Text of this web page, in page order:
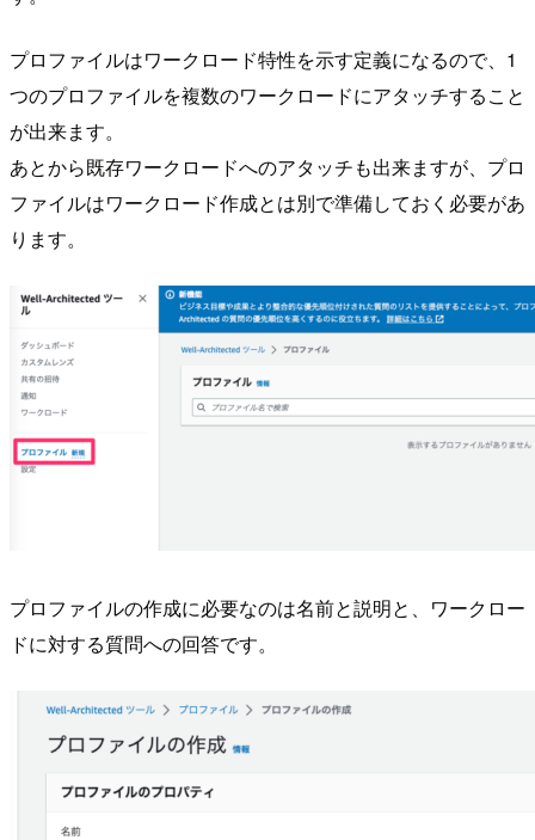
プロファイルはワークロード特性を示す定義になるので、1
つのプロファイルを複数のワークロードにアタッチすること
が出来ます。
あとから既存ワークロードへのアタッチも出来ますが、プロ
ファイルはワークロード作成とは別で準備しておく必要があ
ります。
プロファイルの作成に必要なのは名前と説明と、ワークロー
ドに対する質問への回答です。